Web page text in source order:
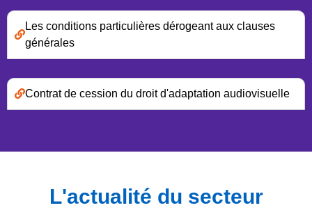
Les conditions particulières dérogeant aux clauses
générales
Contrat de cession du droit d'adaptation audiovisuelle
L'actualité du secteur